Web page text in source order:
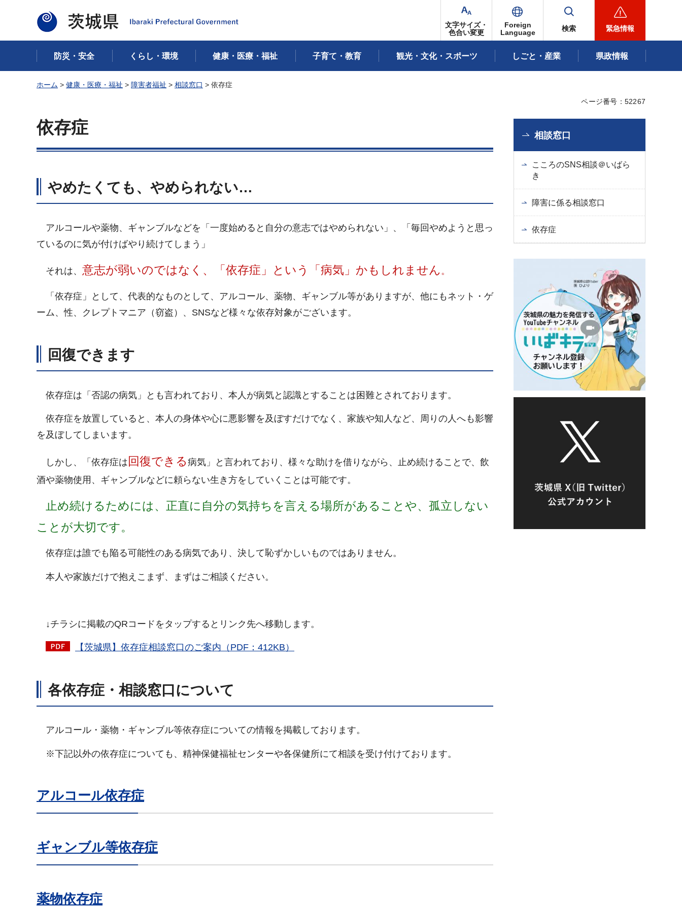
茨城県
文字サイズ・
色合い変更
Foreign
Language
検索 緊急情報
防災・安全 くらし・環境 健康・医療・福祉 子育て・教育 観光・文化・スポーツ しごと・産業 県政情報
ホーム > 健康・医療・福祉 > 障害者福祉 > 相談窓口 > 依存症
ページ番号：52267
依存症
やめたくても、やめられない…
アルコールや薬物、ギャンブルなどを「一度始めると自分の意志ではやめられない」、「毎回やめようと思っ
ているのに気が付けばやり続けてしまう」
それは、 意志が弱いのではなく、「依存症」という「病気」かもしれません。
「依存症」として、代表的なものとして、アルコール、薬物、ギャンブル等がありますが、他にもネット・ゲ
ーム、性、クレプトマニア（窃盗）、SNSなど様々な依存対象がございます。
回復できます
依存症は「否認の病気」とも言われており、本人が病気と認識とすることは困難とされております。
依存症を放置していると、本人の身体や心に悪影響を及ぼすだけでなく、家族や知人など、周りの人へも影響
を及ぼしてしまいます。
しかし、「依存症は回復できる 病気」と言われており、様々な助けを借りながら、止め続けることで、飲
酒や薬物使用、ギャンブルなどに頼らない生き方をしていくことは可能です。
止め続けるためには、正直に自分の気持ちを言える場所があることや、孤立しない
ことが大切です。
依存症は誰でも陥る可能性のある病気であり、決して恥ずかしいものではありません。
本人や家族だけで抱えこまず、まずはご相談ください。
↓チラシに掲載のQRコードをタップするとリンク先へ移動します。
【茨城県】依存症相談窓口のご案内（PDF：412KB）
各依存症・相談窓口について
アルコール・薬物・ギャンブル等依存症についての情報を掲載しております。
※下記以外の依存症についても、精神保健福祉センターや各保健所にて相談を受け付けております。
アルコール依存症
ギャンブル等依存症
薬物依存症
相談窓口
こころのSNS相談＠いばら
き
障害に係る相談窓口
依存症